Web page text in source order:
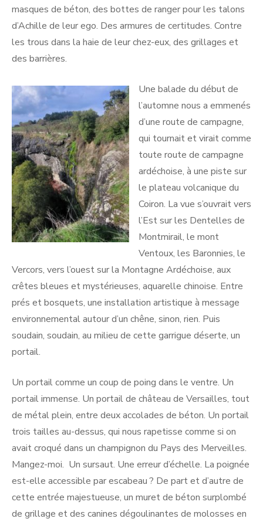
masques de béton, des bottes de ranger pour les talons
d’Achille de leur ego. Des armures de certitudes. Contre
les trous dans la haie de leur chez-eux, des grillages et
des barrières.
Une balade du début de
l’automne nous a emmenés
d’une route de campagne,
qui tournait et virait comme
toute route de campagne
ardéchoise, à une piste sur
le plateau volcanique du
Coiron. La vue s’ouvrait vers
l’Est sur les Dentelles de
Montmirail, le mont
Ventoux, les Baronnies, le
Vercors, vers l’ouest sur la Montagne Ardéchoise, aux
crêtes bleues et mystérieuses, aquarelle chinoise. Entre
prés et bosquets, une installation artistique à message
environnemental autour d’un chêne, sinon, rien. Puis
soudain, soudain, au milieu de cette garrigue déserte, un
portail.
Un portail comme un coup de poing dans le ventre. Un
portail immense. Un portail de château de Versailles, tout
de métal plein, entre deux accolades de béton. Un portail
trois tailles au-dessus, qui nous rapetisse comme si on
avait croqué dans un champignon du Pays des Merveilles.
Mangez-moi. Un sursaut. Une erreur d’échelle. La poignée
est-elle accessible par escabeau ? De part et d’autre de
cette entrée majestueuse, un muret de béton surplombé
de grillage et des canines dégoulinantes de molosses en